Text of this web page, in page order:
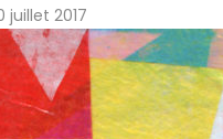
juillet 2017